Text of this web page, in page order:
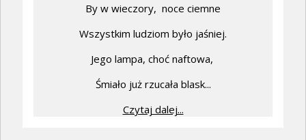
By w wieczory, noce ciemne
Wszystkim ludziom było jaśniej.
Jego lampa, choć naftowa,
Śmiało już rzucała blask...
Czytaj dalej...